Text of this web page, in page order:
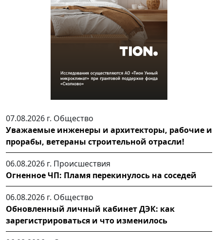
07.08.2026 г. Общество
Уважаемые инженеры и архитекторы, рабочие и
прорабы, ветераны строительной отрасли!
06.08.2026 г. Происшествия
Огненное ЧП: Пламя перекинулось на соседей
06.08.2026 г. Общество
Обновленный личный кабинет ДЭК: как
зарегистрироваться и что изменилось